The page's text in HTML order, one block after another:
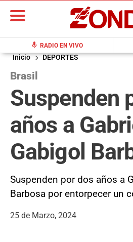
mic RADIO EN VIVO
Inicio DEPORTES
Brasil
Suspenden
años a
Gabigol
Suspenden por dos años a
Barbosa por entorpecer un
25 de Marzo, 2024